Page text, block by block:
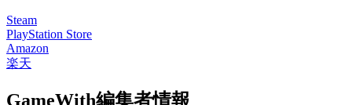
Steam
PlayStation Store
Amazon
楽天
GameWith編集者情報